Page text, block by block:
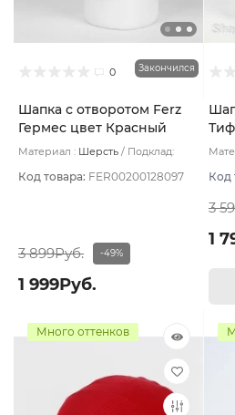
0 Закончился
Шапка с отворотом Ferz
Гермес цвет Красный
Материал : Шерсть
Подклад:
Код товара: FER00200128097
3 899Руб. -49%
1 999Руб.
Код
3
1
Много оттенков